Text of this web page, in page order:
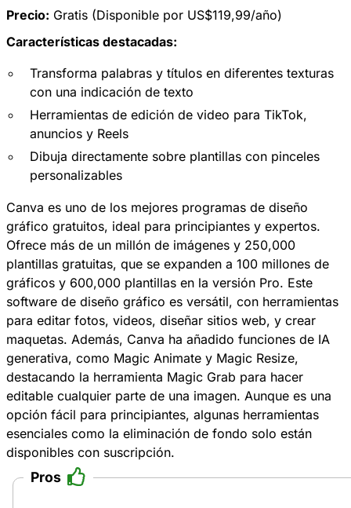
Precio: Gratis (Disponible por US$119,99/año)
Características destacadas:
Transforma palabras y títulos en diferentes texturas
con una indicación de texto
Herramientas de edición de video para TikTok,
anuncios y Reels
Dibuja directamente sobre plantillas con pinceles
personalizables
Canva es uno de los mejores programas de diseño
gráfico gratuitos, ideal para principiantes y expertos.
Ofrece más de un millón de imágenes y 250,000
plantillas gratuitas, que se expanden a 100 millones de
gráficos y 600,000 plantillas en la versión Pro. Este
software de diseño gráfico es versátil, con herramientas
para editar fotos, videos, diseñar sitios web, y crear
maquetas. Además, Canva ha añadido funciones de IA
generativa, como Magic Animate y Magic Resize,
destacando la herramienta Magic Grab para hacer
editable cualquier parte de una imagen. Aunque es una
opción fácil para principiantes, algunas herramientas
esenciales como la eliminación de fondo solo están
disponibles con suscripción.
Pros